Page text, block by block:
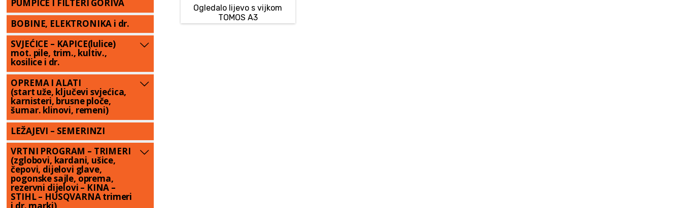
Ogledalo lijevo s vijkom
TOMOS A3
PUMPICE I FILTERI GORIVA
BOBINE, ELEKTRONIKA i dr.
SVJEĆICE – KAPICE(lulice)
mot. pile, trim., kultiv.,
kosilice i dr.
OPREMA I ALATI
(start uže, ključevi svjećica,
karnisteri, brusne ploče,
šumar. klinovi, remeni)
LEŽAJEVI – SEMERINZI
VRTNI PROGRAM – TRIMERI
(zglobovi, kardani, ušice,
čepovi, dijelovi glave,
pogonske sajle, oprema,
rezervni dijelovi – KINA –
STIHL – HUSQVARNA trimeri